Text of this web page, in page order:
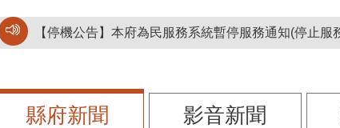
【停機公告】本府為民服務系統暫停服務通知(停止
縣府新聞 影音新聞